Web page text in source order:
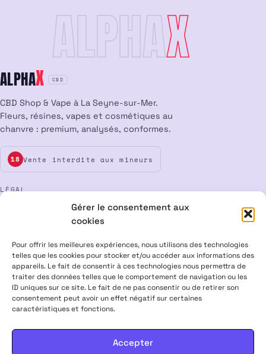
Gérer le consentement aux
cookies
Pour offrir les meilleures expériences, nous utilisons des technologies
telles que les cookies pour stocker et/ou accéder aux informations des
appareils. Le fait de consentir à ces technologies nous permettra de
traiter des données telles que le comportement de navigation ou les
ID uniques sur ce site. Le fait de ne pas consentir ou de retirer son
consentement peut avoir un effet négatif sur certaines
caractéristiques et fonctions.
Accepter
ALPHAX
ALPHAX CBD
CBD Shop & Vape à La Seyne-sur-Mer.
Fleurs, résines, vapes et cosmétiques au
chanvre : premium, analysés, conformes.
18 Vente interdite aux mineurs
LÉGAL
CGV Confidentialité
Cookies
ALPHA X CBD Shop © 2026 · Tous droits réservés
Visa
Mastercard CB
PRODUITS CONTENANT MOINS DE 0,3 % DE THC, CONFORMES À LA
INTERDITS AUX FEMMES ENCEINTES & ALLAITANTES · NE PAS
CONDUIRE APRÈS USAGE · VENTE INTERDITE AUX MINEURS